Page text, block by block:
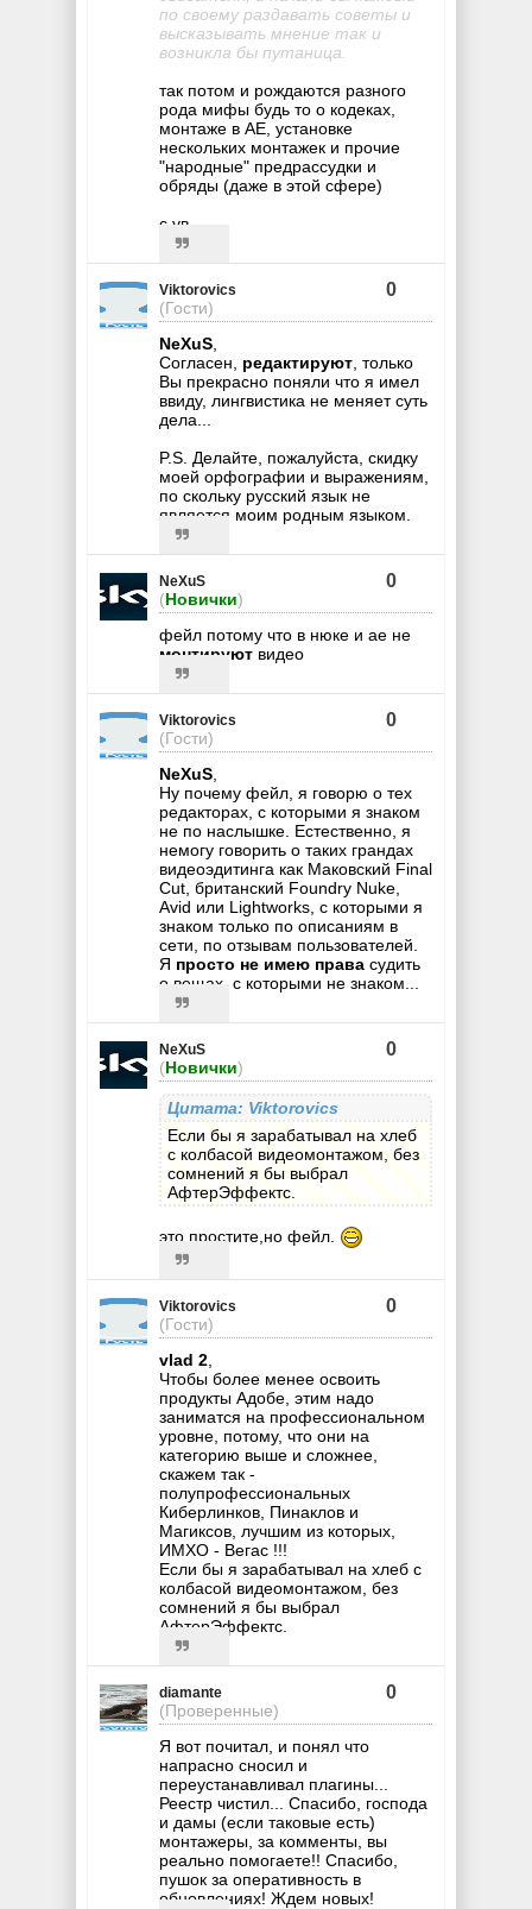
по своему раздавать советы и
высказывать мнение так и
возникла бы путаница.
так потом и рождаются разного
рода мифы будь то о кодеках,
монтаже в АЕ, установке
нескольких монтажек и прочие
"народные" предрассудки и
обряды (даже в этой сфере)
с ув.
Viktorovics
(Гости)
0
NeXuS,
Согласен, редактируют, только
Вы прекрасно поняли что я имел
ввиду, лингвистика не меняет суть
дела...
P.S. Делайте, пожалуйста, скидку
моей орфографии и выражениям,
по скольку русский язык не
является моим родным языком.
NeXuS
(Новички)
0
фейл потому что в нюке и ае не
монтируют видео
Viktorovics
(Гости)
0
NeXuS,
Ну почему фейл, я говорю о тех
редакторах, с которыми я знаком
не по наслышке. Естественно, я
немогу говорить о таких грандах
видеоэдитинга как Маковский Final
Cut, британский Foundry Nuke,
Avid или Lightworks, с которыми я
знаком только по описаниям в
сети, по отзывам пользователей.
Я просто не имею права судить
о вещах, с которыми не знаком...
NeXuS
(Новички)
0
Цитата: Viktorovics
Если бы я зарабатывал на хлеб
с колбасой видеомонтажом, без
сомнений я бы выбрал
АфтерЭффектс.
это простите,но фейл.
Viktorovics
(Гости)
0
vlad 2
Чтобы более менее освоить
продукты Адобе, этим надо
заниматся на профессиональном
уровне, потому, что они на
категорию выше и сложнее,
скажем так -
полупрофессиональных
Киберлинков, Пинаклов и
Магиксов, лучшим из которых,
ИМХО - Вегас !!!
Если бы я зарабатывал на хлеб с
колбасой видеомонтажом, без
сомнений я бы выбрал
АфтерЭффектс.
diamante
(Проверенные)
0
Я вот почитал, и понял что
напрасно сносил и
переустанавливал плагины...
Реестр чистил... Спасибо, господа
и дамы (если таковые есть)
монтажеры, за комменты, вы
реально помогаете!! Спасибо,
пушок за оперативность в
обновлениях! Ждем новых!